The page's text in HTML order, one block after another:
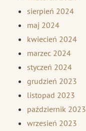
sierpień 2024
maj 2024
kwiecień 2024
marzec 2024
styczeń 2024
grudzień 2023
listopad 2023
październik 2023
wrzesień 2023